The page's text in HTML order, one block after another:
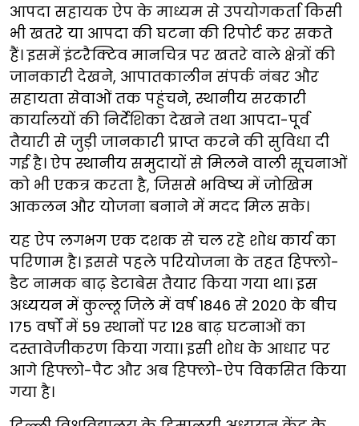
आपदा सहायक ऐप के माध्यम से उपयोगकर्ता किसी
भी खतरे या आपदा की घटना की रिपोर्ट कर सकते
हैं। इसमें इंटरैक्टिव मानचित्र पर खतरे वाले क्षेत्रों की
जानकारी देखने, आपातकालीन संपर्क नंबर और
सहायता सेवाओं तक पहुंचने, स्थानीय सरकारी
कार्यालयों की निर्देशिका देखने तथा आपदा-पूर्व
तैयारी से जुड़ी जानकारी प्राप्त करने की सुविधा दी
गई है। ऐप स्थानीय समुदायों से मिलने वाली सूचनाओं
को भी एकत्र करता है, जिससे भविष्य में जोखिम
आकलन और योजना बनाने में मदद मिल सके।
यह ऐप लगभग एक दशक से चल रहे शोध कार्य का
परिणाम है। इससे पहले परियोजना के तहत हिफ्लो-
डैट नामक बाढ़ डेटाबेस तैयार किया गया था। इस
अध्ययन में कुल्लू जिले में वर्ष 1846 से 2020 के बीच
175 वर्षों में 59 स्थानों पर 128 बाढ़ घटनाओं का
दस्तावेजीकरण किया गया। इसी शोध के आधार पर
आगे हिफ्लो-पैट और अब हिफ्लो-ऐप विकसित किया
गया है।